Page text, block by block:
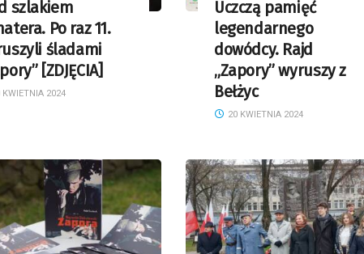
szlakiem
Po raz 11.
śladami
[ZDJĘCIA]
KWIETNIA 2024
Uczczą pamięć
legendarnego
dowódcy. Rajd
„Zapory” wyruszy z
Bełżyc
20 KWIETNIA 2024